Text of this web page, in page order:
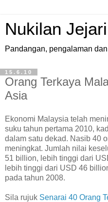
Nukilan
Pandangan, pengalaman
15.6.10
Orang Terkaya
Asia
Ekonomi Malaysia telah
suku tahun pertama 2010,
dalam satu dekad. Nasib 40
meningkat. Jumlah nilai
51 billion, lebih tinggi dari
lebih tinggi dari USD 46
pada tahun 2008.
Sila rujuk Senarai 40 Orang